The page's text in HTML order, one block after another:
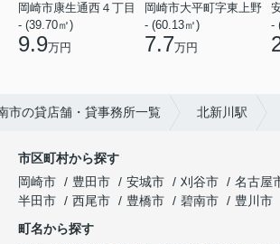
岡崎市康生通西４丁目
- (39.70㎡)
9.9万円
岡崎市大平町字東上野
- (60.13㎡)
7.7万円
-
市の貸店舗・貸事務所一覧 北新川駅
市区町村から探す
岡崎市
豊田市 安城市 刈谷市
名古屋
半田市
西尾市 豊橋市 碧南市
豊川市
町名から探す